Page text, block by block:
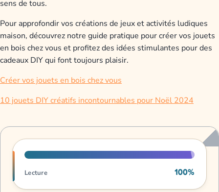
sens de tous.
Pour approfondir vos créations de jeux et activités ludiques
maison, découvrez notre guide pratique pour créer vos jouets
en bois chez vous et profitez des idées stimulantes pour des
cadeaux DIY qui font toujours plaisir.
Créer vos jouets en bois chez vous
10 jouets DIY créatifs incontournables pour Noël 2024
Progression de lecture
Lecture 100%